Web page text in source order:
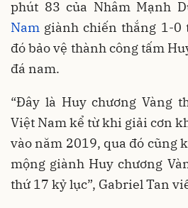
phút 83 của Nhâm Mạnh
Nam giành chiến thắng 1-0
đó bảo vệ thành công tấm
đá nam.
“Đây là Huy chương Vàng
Việt Nam kể từ khi giải cơn
vào năm 2019, qua đó cũng
mộng giành Huy chương
thứ 17 kỷ lục”, Gabriel Tan